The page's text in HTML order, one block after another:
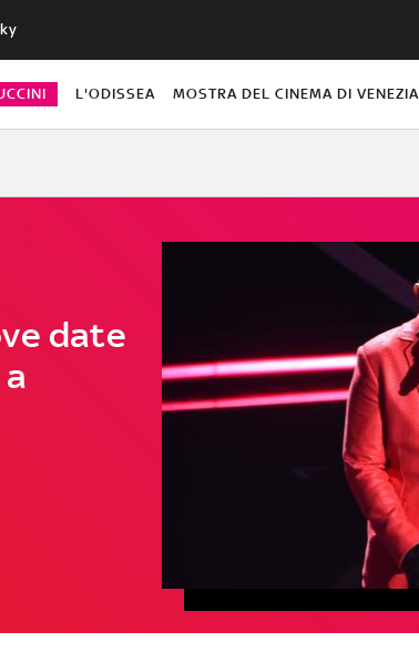
L'ODISSEA MOSTRA DEL CINEMA DI VENEZIA
date